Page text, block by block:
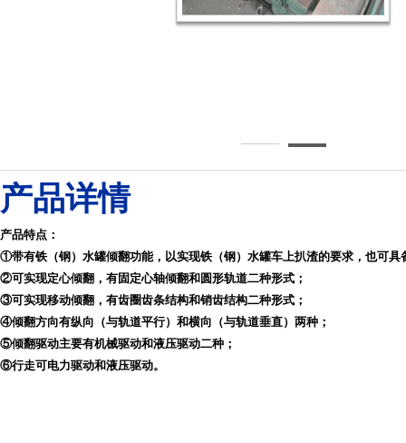
产品特点：
①带有铁（钢）水罐倾翻功能，以实现铁（钢）水罐车上扒渣的要求，也可具
②可实现定心倾翻，有固定心轴倾翻和圆形轨道二种形式；
③可实现移动倾翻，有齿圈齿条结构和销齿结构二种形式 ；
④倾翻方向有纵向（与轨道平行）和横向（与轨道垂直）两种；
⑤倾翻驱动主要有机械驱动和液压驱动二种；
⑥行走可电力驱动和液压驱动。
产品详情